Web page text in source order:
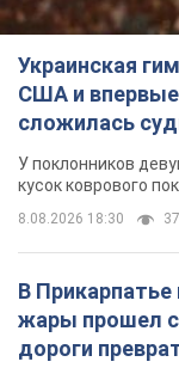
Украинская
США и впервые
сложилась
лет назад
У поклонников
кусок коврового
8.08.2026 18:30
В
жары прошел
дороги